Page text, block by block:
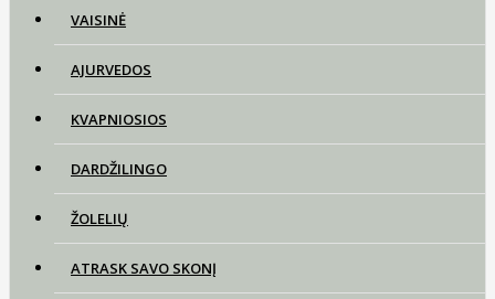
VAISINĖ
AJURVEDOS
KVAPNIOSIOS
DARDŽILINGO
ŽOLELIŲ
ATRASK SAVO SKONĮ